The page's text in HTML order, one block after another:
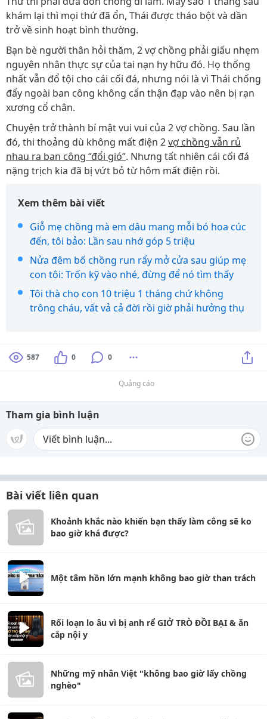
khám lại thì mọi thứ đã ổn, Thái được tháo bột và dần
trở về sinh hoạt bình thường.
Bạn bè người thân hỏi thăm, 2 vợ chồng phải giấu nhẹm
nguyên nhân thực sự của tai nạn hy hữu đó. Họ thống
nhất vẫn đổ tội cho cái cối đá, nhưng nói là vì Thái chống
đẩy ngoài ban công không cẩn thận đạp vào nên bị rạn
xương cổ chân.
Chuyện trở thành bí mật vui vui của 2 vợ chồng. Sau lần
đó, thi thoảng dù không mất điện 2vợ chồng vẫn rủ
nhau ra ban công “đổi gió”. Nhưng tất nhiên cái cối đá
nặng trịch kia đã bị vứt bỏ từ hôm mất điện rồi.
Xem thêm bài viết
Giỗ mẹ chồng mà em dâu mang mỗi bó hoa cúc
đến, tôi bảo: Lần sau nhớ góp 5 triệu
Nửa đêm bố chồng run rẩy mở cửa sau giúp mẹ
con tôi: Trốn kỹ vào nhé, đừng để nó tìm thấy
Tôi thà cho con 10 triệu 1 tháng chứ không
trông cháu, vất vả cả đời rồi giờ phải hưởng thụ
587 0 0
Quảng cáo
Tham gia bình luận
Bài viết liên quan
Khoảnh khắc nào khiến bạn thấy làm công sẽ ko
bao giờ khá được?
Một tâm hồn lớn mạnh không bao giờ than trách
Rối loạn lo âu vì bị anh rể GIỞ TRÒ ĐỒI BẠI & ăn
cắp nội y
Những mỹ nhân Việt "không bao giờ lấy chồng
nghèo"